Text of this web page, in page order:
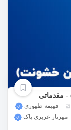
- مقدماتی
فهیمه ظهوری
مهرناز عزیزی پاک